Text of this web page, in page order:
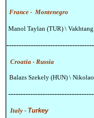
France - Montenegro
Manol Taylan (TUR) \
Croatia - Russia
Balazs Szekely (HUN) \
Italy - Turkey